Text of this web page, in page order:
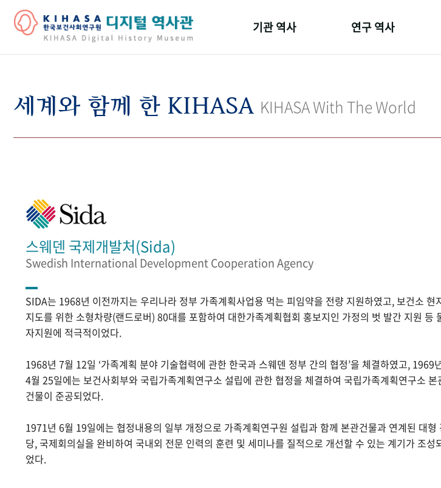
기관 역사 연구 역사
키워드로 보는 연구 역사
세계와 함께 한 KIHASA KIHASA With The World
스웨덴 국제개발처(Sida)
Swedish International Development Cooperation Agency
SIDA는 1968년 이전까지는 우리나라 정부 가족계획사업용 먹는 피임약을 전량 지원하였고, 보건소 현
지도를 위한 소형차량(랜드로버) 80대를 포함하여 대한가족계획협회 홍보지인 가정의 벗 발간 지원 등
자지원에 적극적이었다.
1968년 7월 12일 ‘가족계획 분야 기술협력에 관한 한국과 스웨덴 정부 간의 협정’을 체결하였고, 1969
4월 25일에는 보건사회부와 국립가족계획연구소 설립에 관한 협정을 체결하여 국립가족계획연구소 본
건물이 준공되었다.
1971년 6월 19일에는 협정내용의 일부 개정으로 가족계획연구원 설립과 함께 본관건물과 연계된 대형
당, 국제회의실을 완비하여 국내외 전문 인력의 훈련 및 세미나를 질적으로 개선할 수 있는 계기가 조성
었다.